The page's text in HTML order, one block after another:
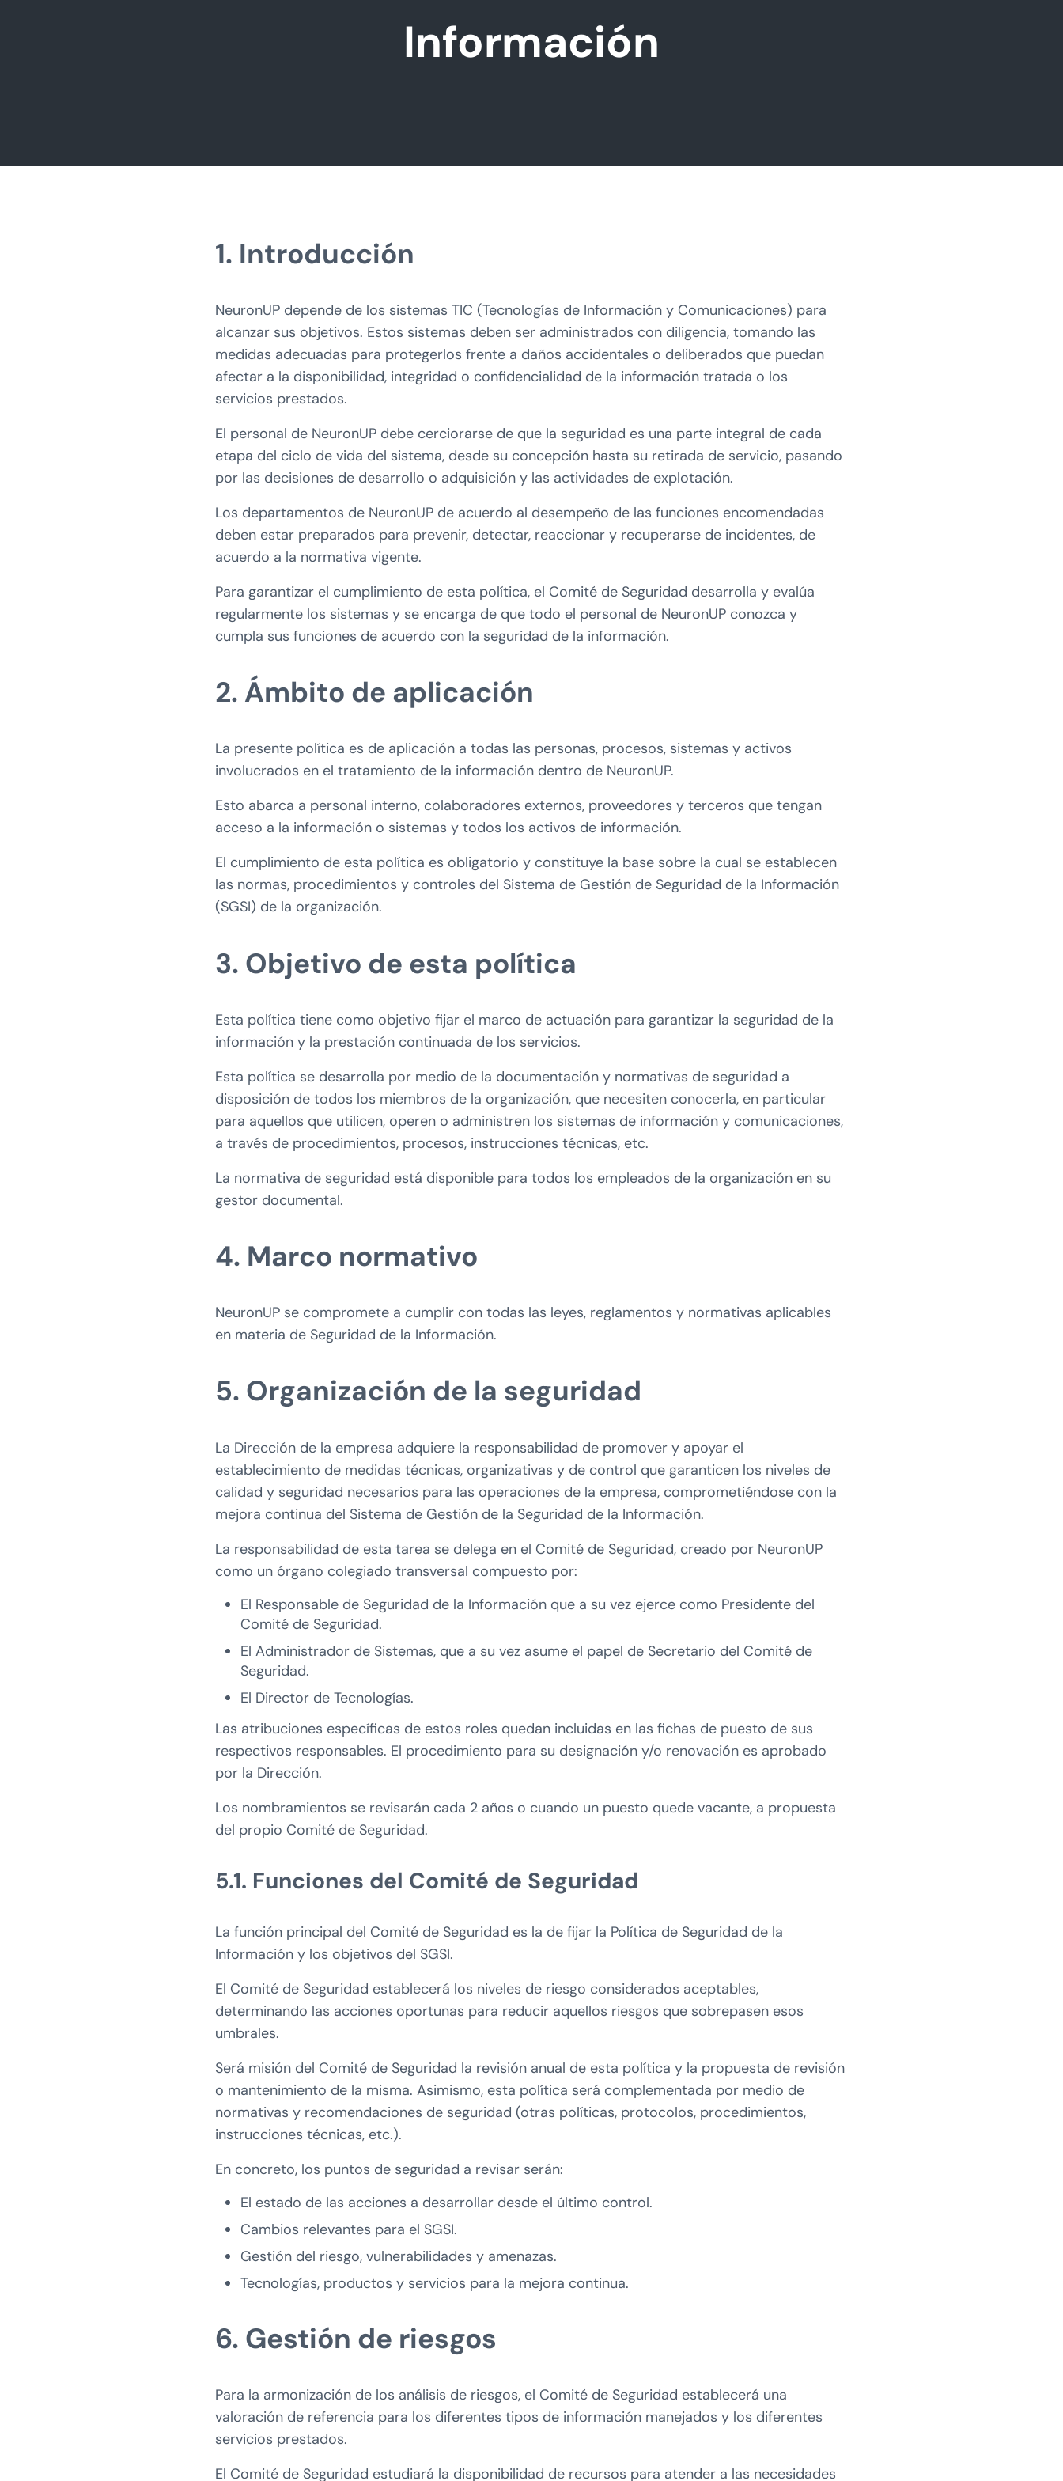
Información
1. Introducción
NeuronUP depende de los sistemas TIC (Tecnologías de Información y Comunicaciones) para
alcanzar sus objetivos. Estos sistemas deben ser administrados con diligencia, tomando las
medidas adecuadas para protegerlos frente a daños accidentales o deliberados que puedan
afectar a la disponibilidad, integridad o confidencialidad de la información tratada o los
servicios prestados.
El personal de NeuronUP debe cerciorarse de que la seguridad es una parte integral de cada
etapa del ciclo de vida del sistema, desde su concepción hasta su retirada de servicio, pasando
por las decisiones de desarrollo o adquisición y las actividades de explotación.
Los departamentos de NeuronUP de acuerdo al desempeño de las funciones encomendadas
deben estar preparados para prevenir, detectar, reaccionar y recuperarse de incidentes, de
acuerdo a la normativa vigente.
Para garantizar el cumplimiento de esta política, el Comité de Seguridad desarrolla y evalúa
regularmente los sistemas y se encarga de que todo el personal de NeuronUP conozca y
cumpla sus funciones de acuerdo con la seguridad de la información.
2. Ámbito de aplicación
La presente política es de aplicación a todas las personas, procesos, sistemas y activos
involucrados en el tratamiento de la información dentro de NeuronUP.
Esto abarca a personal interno, colaboradores externos, proveedores y terceros que tengan
acceso a la información o sistemas y todos los activos de información.
El cumplimiento de esta política es obligatorio y constituye la base sobre la cual se establecen
las normas, procedimientos y controles del Sistema de Gestión de Seguridad de la Información
(SGSI) de la organización.
3. Objetivo de esta política
Esta política tiene como objetivo fijar el marco de actuación para garantizar la seguridad de la
información y la prestación continuada de los servicios.
Esta política se desarrolla por medio de la documentación y normativas de seguridad a
disposición de todos los miembros de la organización, que necesiten conocerla, en particular
para aquellos que utilicen, operen o administren los sistemas de información y comunicaciones,
a través de procedimientos, procesos, instrucciones técnicas, etc.
La normativa de seguridad está disponible para todos los empleados de la organización en su
gestor documental.
4. Marco normativo
NeuronUP se compromete a cumplir con todas las leyes, reglamentos y normativas aplicables
en materia de Seguridad de la Información.
5. Organización de la seguridad
La Dirección de la empresa adquiere la responsabilidad de promover y apoyar el
establecimiento de medidas técnicas, organizativas y de control que garanticen los niveles de
calidad y seguridad necesarios para las operaciones de la empresa, comprometiéndose con la
mejora continua del Sistema de Gestión de la Seguridad de la Información.
La responsabilidad de esta tarea se delega en el Comité de Seguridad, creado por NeuronUP
como un órgano colegiado transversal compuesto por:
El Responsable de Seguridad de la Información que a su vez ejerce como Presidente del
Comité de Seguridad.
El Administrador de Sistemas, que a su vez asume el papel de Secretario del Comité de
Seguridad.
El Director de Tecnologías.
Las atribuciones específicas de estos roles quedan incluidas en las fichas de puesto de sus
respectivos responsables. El procedimiento para su designación y/o renovación es aprobado
por la Dirección.
Los nombramientos se revisarán cada 2 años o cuando un puesto quede vacante, a propuesta
del propio Comité de Seguridad.
5.1. Funciones del Comité de Seguridad
La función principal del Comité de Seguridad es la de fijar la Política de Seguridad de la
Información y los objetivos del SGSI.
El Comité de Seguridad establecerá los niveles de riesgo considerados aceptables,
determinando las acciones oportunas para reducir aquellos riesgos que sobrepasen esos
umbrales.
Será misión del Comité de Seguridad la revisión anual de esta política y la propuesta de revisión
o mantenimiento de la misma. Asimismo, esta política será complementada por medio de
normativas y recomendaciones de seguridad (otras políticas, protocolos, procedimientos,
instrucciones técnicas, etc.).
En concreto, los puntos de seguridad a revisar serán:
El estado de las acciones a desarrollar desde el último control.
Cambios relevantes para el SGSI.
Gestión del riesgo, vulnerabilidades y amenazas.
Tecnologías, productos y servicios para la mejora continua.
6. Gestión de riesgos
Para la armonización de los análisis de riesgos, el Comité de Seguridad establecerá una
valoración de referencia para los diferentes tipos de información manejados y los diferentes
servicios prestados.
El Comité de Seguridad estudiará la disponibilidad de recursos para atender a las necesidades